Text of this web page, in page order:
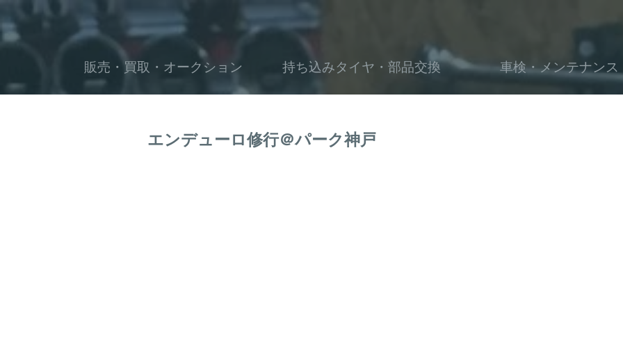
販売・買取・オークション 持ち込みタイヤ・部品交換 車検・メンテナンス
エンデューロ修行＠パーク神戸